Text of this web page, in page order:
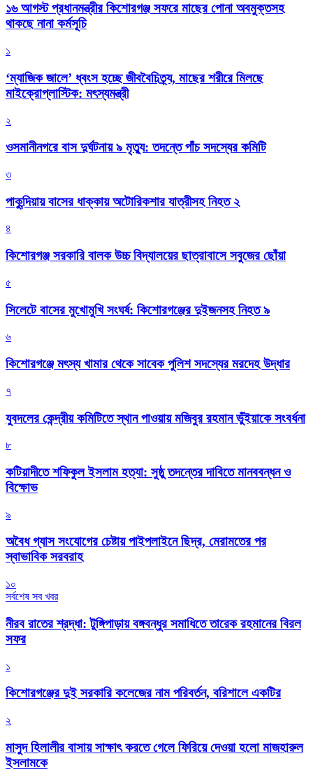
১৬ আগস্ট প্রধানমন্ত্রীর কিশোরগঞ্জ সফরে মাছের পোনা অবমুক্তসহ
থাকছে নানা কর্মসূচি
১
‘ম্যাজিক জালে’ ধ্বংস হচ্ছে জীববৈচিত্র্য, মাছের শরীরে মিলছে
মাইক্রোপ্লাস্টিক: মৎস্যমন্ত্রী
২
ওসমানীনগরে বাস দুর্ঘটনায় ৯ মৃত্যু: তদন্তে পাঁচ সদস্যের কমিটি
৩
পাকুন্দিয়ায় বাসের ধাক্কায় অটোরিকশার যাত্রীসহ নিহত ২
৪
কিশোরগঞ্জ সরকারি বালক উচ্চ বিদ্যালয়ের ছাত্রাবাসে সবুজের ছোঁয়া
৫
সিলেটে বাসের মুখোমুখি সংঘর্ষ: কিশোরগঞ্জের দুইজনসহ নিহত ৯
৬
কিশোরগঞ্জে মৎস্য খামার থেকে সাবেক পুলিশ সদস্যের মরদেহ উদ্ধার
৭
যুবদলের কেন্দ্রীয় কমিটিতে স্থান পাওয়ায় মজিবুর রহমান ভুঁইয়াকে সংবর্ধনা
৮
কটিয়াদীতে শফিকুল ইসলাম হত্যা: সুষ্ঠু তদন্তের দাবিতে মানববন্ধন ও
বিক্ষোভ
৯
অবৈধ গ্যাস সংযোগের চেষ্টায় পাইপলাইনে ছিদ্র, মেরামতের পর
স্বাভাবিক সরবরাহ
১০
সর্বশেষ সব খবর
নীরব রাতের শ্রদ্ধা: টুঙ্গিপাড়ায় বঙ্গবন্ধুর সমাধিতে তারেক রহমানের বিরল
সফর
১
কিশোরগঞ্জের দুই সরকারি কলেজের নাম পরিবর্তন, বরিশালে একটির
২
মাসুদ হিলালীর বাসায় সাক্ষাৎ করতে গেলে ফিরিয়ে দেওয়া হলো মাজহারুল
ইসলামকে